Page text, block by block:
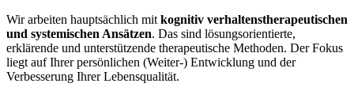
Wir arbeiten hauptsächlich mit kognitiv verhaltenstherapeutischen
und systemischen Ansätzen. Das sind lösungsorientierte,
erklärende und unterstützende therapeutische Methoden. Der Fokus
liegt auf Ihrer persönlichen (Weiter-) Entwicklung und der
Verbesserung Ihrer Lebensqualität.